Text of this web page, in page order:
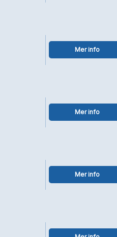
Mer info
Mer info
Mer info